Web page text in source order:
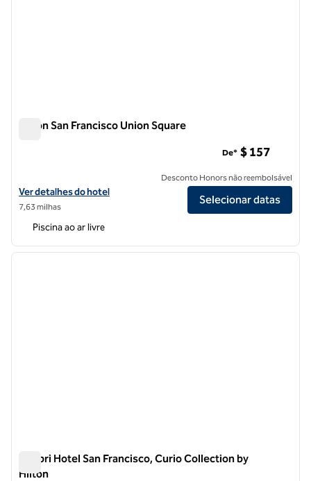
Hilton San Francisco Union Square
Exibir detalhes do hotel Hilton San Francisco Union Square
Ver detalhes do hotel
7,63 milhas
De* $ 157
Desconto Honors não reembolsável
Selecionar datas
Piscina ao ar livre
1 de 12
Timbri Hotel San Francisco, Curio Collection by
Hilton